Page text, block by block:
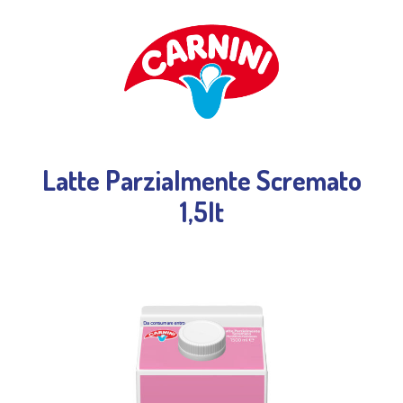
Latte Parzialmente Scremato
1,5lt